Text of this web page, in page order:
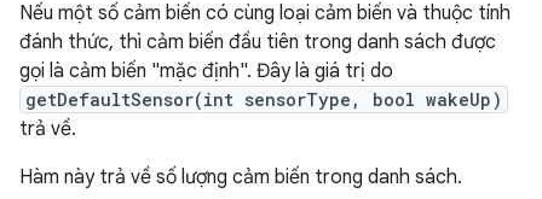
Nếu một số cảm biến có cùng loại cảm biến và thuộc tính
đánh thức, thì cảm biến đầu tiên trong danh sách được
gọi là cảm biến "mặc định". Đây là giá trị do
getDefaultSensor(int sensorType, bool wakeUp)
trả về.
Hàm này trả về số lượng cảm biến trong danh sách.